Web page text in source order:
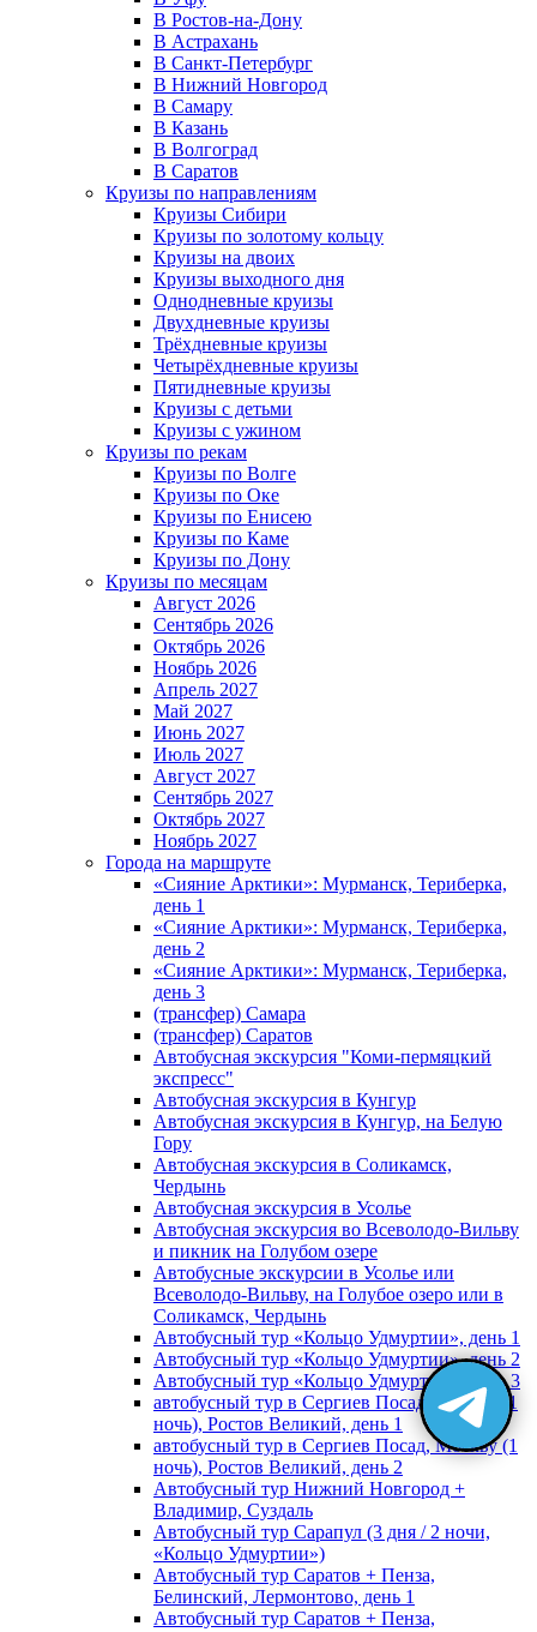
В Ростов-на-Дону
В Астрахань
В Санкт-Петербург
В Нижний Новгород
В Самару
В Казань
В Волгоград
В Саратов
Круизы по направлениям
Круизы Сибири
Круизы по золотому кольцу
Круизы на двоих
Круизы выходного дня
Однодневные круизы
Двухдневные круизы
Трёхдневные круизы
Четырёхдневные круизы
Пятидневные круизы
Круизы с детьми
Круизы с ужином
Круизы по рекам
Круизы по Волге
Круизы по Оке
Круизы по Енисею
Круизы по Каме
Круизы по Дону
Круизы по месяцам
Август 2026
Сентябрь 2026
Октябрь 2026
Ноябрь 2026
Апрель 2027
Май 2027
Июнь 2027
Июль 2027
Август 2027
Сентябрь 2027
Октябрь 2027
Ноябрь 2027
Города на маршруте
«Сияние Арктики»: Мурманск, Териберка,
день 1
«Сияние Арктики»: Мурманск, Териберка,
день 2
«Сияние Арктики»: Мурманск, Териберка,
день 3
(трансфер) Самара
(трансфер) Саратов
Автобусная экскурсия "Коми-пермяцкий
экспресс"
Автобусная экскурсия в Кунгур
Автобусная экскурсия в Кунгур, на Белую
Гору
Автобусная экскурсия в Соликамск,
Чердынь
Автобусная экскурсия в Усолье
Автобусная экскурсия во Всеволодо-Вильву
и пикник на Голубом озере
Автобусные экскурсии в Усолье или
Всеволодо-Вильву, на Голубое озеро или в
Соликамск, Чердынь
Автобусный тур «Кольцо Удмуртии», день 1
Автобусный тур «Кольцо Удмуртии», день 2
Автобусный тур «Кольцо Удмуртии», день 3
автобусный тур в Сергиев Посад, Москву (1
ночь), Ростов Великий, день 1
автобусный тур в Сергиев Посад, Москву (1
ночь), Ростов Великий, день 2
Автобусный тур Нижний Новгород +
Владимир, Суздаль
Автобусный тур Сарапул (3 дня / 2 ночи,
«Кольцо Удмуртии»)
Автобусный тур Саратов + Пенза,
Белинский, Лермонтово, день 1
Автобусный тур Саратов + Пенза,